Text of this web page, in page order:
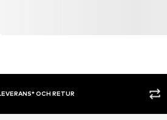
30 DAGARS ÖPPET KÖP